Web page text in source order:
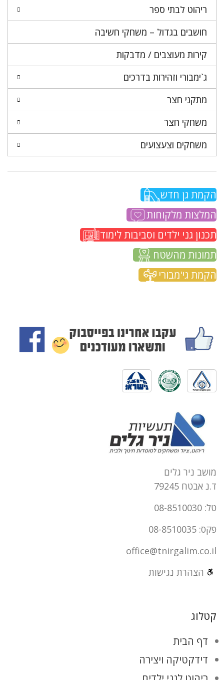
ריהוט לבתי ספר
חושבים בגדול – משחקי חשיבה
קירות מעוצבים / מדבקות
ג`ימבורי וזהירות בדרכים
מתקני חצר
משחקי חצר
משחקים וצעצועים
הקמת גן חדש
המלצות מלקוחות
תכנון גני ילדים וסביבות לימוד
תמונות מהשטח
הקמת גי'מבורי
מושב ניר גלים
ד.נ אבטח 79245
טל: 08-8510030
פקס: 08-8510035
office@tnirgalim.co.il
הצהרת נגישות
קטלוג
דף הבית
דידקטיקה ויצירה